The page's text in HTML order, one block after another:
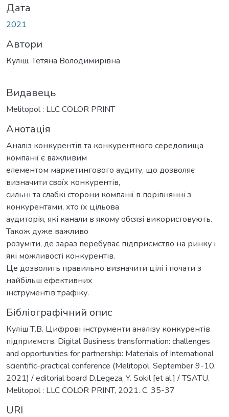
Дата
2021
Автори
Куліш, Тетяна Володимирівна
Видавець
Melitopol : LLC COLOR PRINT
Анотація
Аналіз конкурентів та конкурентного середовища
компанії є важливим
елементом маркетингового аудиту, що дозволяє
визначити своїх конкурентів,
сильні та слабкі сторони компанії в порівнянні з
конкурентами, хто їх цільова
аудиторія, які канали в якому обсязі використовують.
Також дуже важливо
розуміти, де зараз перебуває підприємство на ринку і
які можливості конкурентів.
Це дозволить правильно визначити цілі і почати з
найбільш ефективних
інструментів трафіку.
Бібліографічний опис
Куліш Т.В. Цифрові інструменти аналізу конкурентів
підприємств. Digital Business transformation: challenges
and opportunities for partnership: Materials of International
scientific-practical conference (Melitopol, September 9-10,
2021) / editorial board D.Legeza, Y. Sokil [et al.] / TSATU.
Melitopol : LLC COLOR PRINT, 2021. С. 35-37
URI